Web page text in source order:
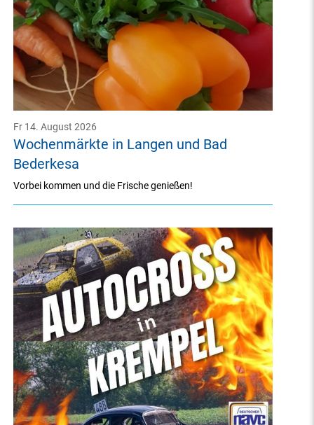
Wochenmärkte in Langen und Bad
Bederkesa
Fr 14. August 2026
Vorbei kommen und die Frische genießen!